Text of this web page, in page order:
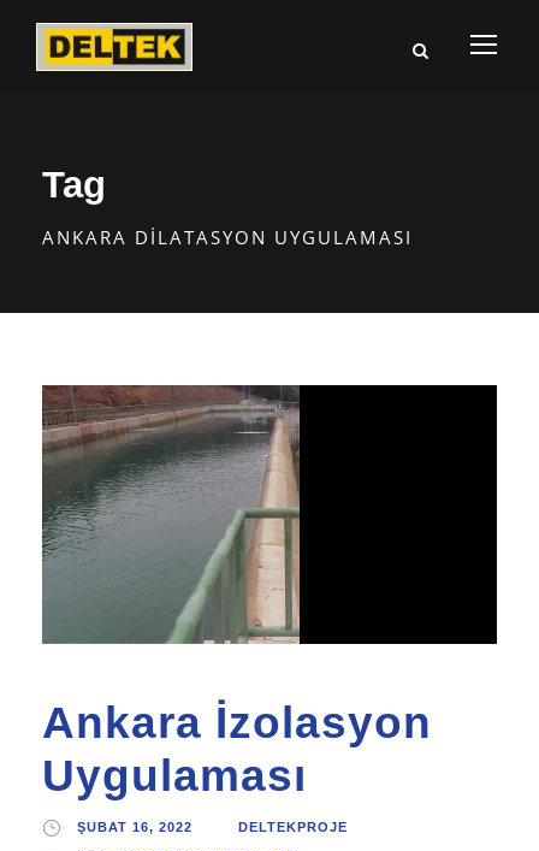
Tag
ANKARA DILATASYON UYGULAMASI
Ankara İzolasyon
Uygulaması
ŞUBAT 16, 2022 DELTEKPROJE